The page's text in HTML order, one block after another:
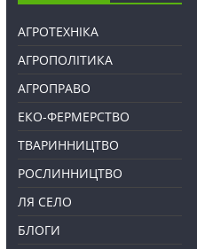
АГРОТЕХНІКА
АГРОПОЛІТИКА
АГРОПРАВО
ЕКО-ФЕРМЕРСТВО
ТВАРИННИЦТВО
РОСЛИННИЦТВО
ЛЯ СЕЛО
БЛОГИ